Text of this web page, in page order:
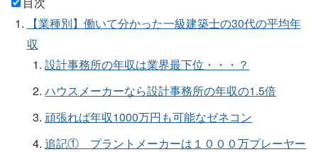
【業種別】働いて分かった一級建築士の30代の平均年
収
設計事務所の年収は業界最下位・・・？
ハウスメーカーなら設計事務所の年収の1.5倍
頑張れば年収1000万円も可能なゼネコン
追記① プラントメーカーは１０００万プレーヤー